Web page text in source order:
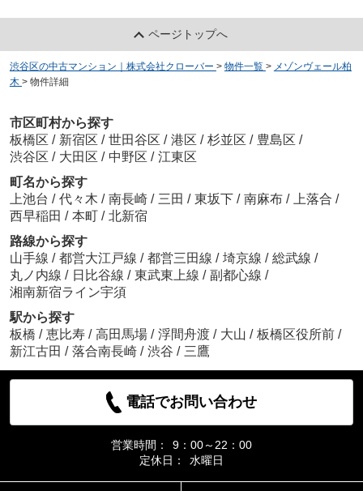
ページトップへ
渋谷区の中古マンション｜株式会社クローバー > 物件一覧 > メゾンヴェール柏
木 > 物件詳細
市区町村から探す
板橋区 / 新宿区 / 世田谷区 / 港区 / 杉並区 / 豊島区 /
渋谷区 / 大田区 / 中野区 / 江東区
町名から探す
上池台 / 代々木 / 南長崎 / 三田 / 東坂下 / 南麻布 / 上落合 /
西早稲田 / 本町 / 北新宿
路線から探す
山手線 / 都営大江戸線 / 都営三田線 / 埼京線 / 総武線 /
丸ノ内線 / 日比谷線 / 東武東上線 / 副都心線 /
湘南新宿ライン宇須
駅から探す
板橋 / 恵比寿 / 高田馬場 / 浮間舟渡 / 大山 / 板橋区役所前 /
新江古田 / 落合南長崎 / 渋谷 / 三鷹
電話でお問い合わせ
営業時間：
9：00～22：00
定休日：
水曜日